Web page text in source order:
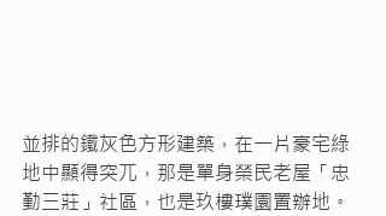
並排的鐵灰色方形建築，在一片豪宅綠
地中顯得突兀，那是單身榮民老屋「忠
勤三莊」社區，也是玖樓璞園置辦地。